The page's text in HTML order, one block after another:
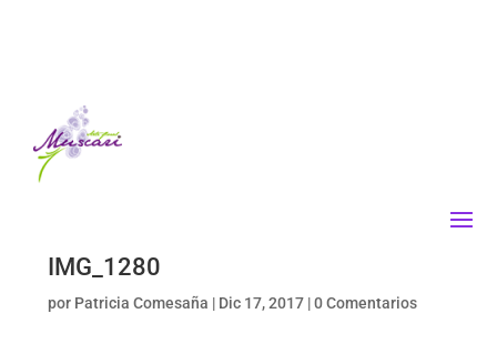
IMG_1280
por Patricia Comesaña | Dic 17, 2017|0 Comentarios